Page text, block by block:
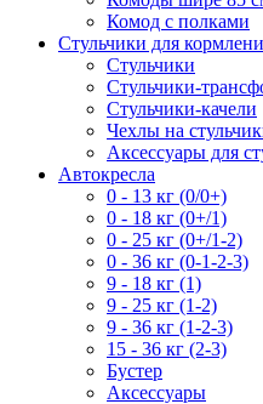
Комод с полками
Стульчики для
Стульчики
Стульчики-
Стульчики-качели
Чехлы на
Аксессуары для
Автокресла
0 - 13 кг (0/0+)
0 - 18 кг (0+/1)
0 - 25 кг (0+/1-2)
0 - 36 кг (0-1-2-3)
9 - 18 кг (1)
9 - 25 кг (1-2)
9 - 36 кг (1-2-3)
15 - 36 кг (2-3)
Бустер
Аксессуары